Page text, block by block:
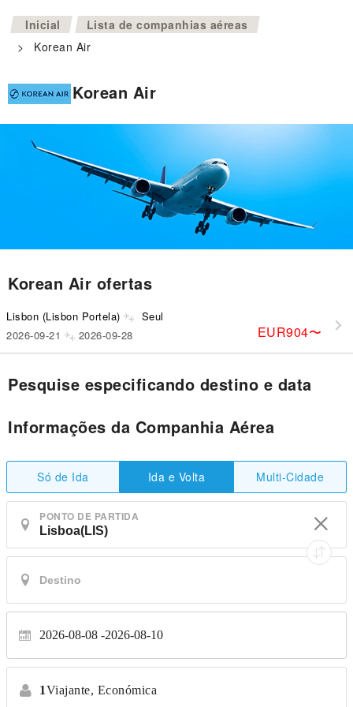
Inicial >
Lista de companhias aéreas
>
Korean Air
Korean Air
Korean Air ofertas
Lisbon (Lisbon Portela) Seul
EUR904〜
2026-09-21 2026-09-28
Pesquise especificando destino e data
Informações da Companhia Aérea
Só de Ida Ida e Volta Multi-Cidade
PONTO DE PARTIDA
2026-08-08 2026-08-10
1Viajante, Económica